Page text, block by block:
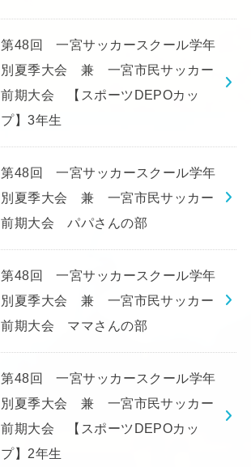
第48回 一宮サッカースクール学年
別夏季大会 兼 一宮市民サッカー
前期大会 【スポーツDEPOカッ
プ】3年生
第48回 一宮サッカースクール学年
別夏季大会 兼 一宮市民サッカー
前期大会 パパさんの部
第48回 一宮サッカースクール学年
別夏季大会 兼 一宮市民サッカー
前期大会 ママさんの部
第48回 一宮サッカースクール学年
別夏季大会 兼 一宮市民サッカー
前期大会 【スポーツDEPOカッ
プ】2年生